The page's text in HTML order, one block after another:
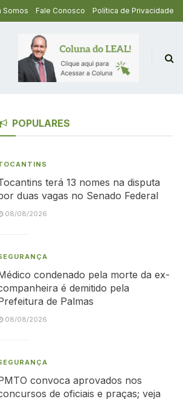
Somos Fale Conosco Política de Privacidade
POPULARES
terá 13 nomes na disputa
duas vagas no Senado Federal
08/08/2026
condenado pela morte da ex-
é demitido pela
de Palmas
08/08/2026
convoca aprovados nos
de oficiais e praças; veja